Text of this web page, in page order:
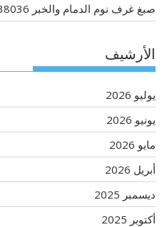
صبغ غرف نوم الدمام والخبر 0546538036
الأرشيف
يوليو 2026
يونيو 2026
مايو 2026
أبريل 2026
ديسمبر 2025
أكتوبر 2025